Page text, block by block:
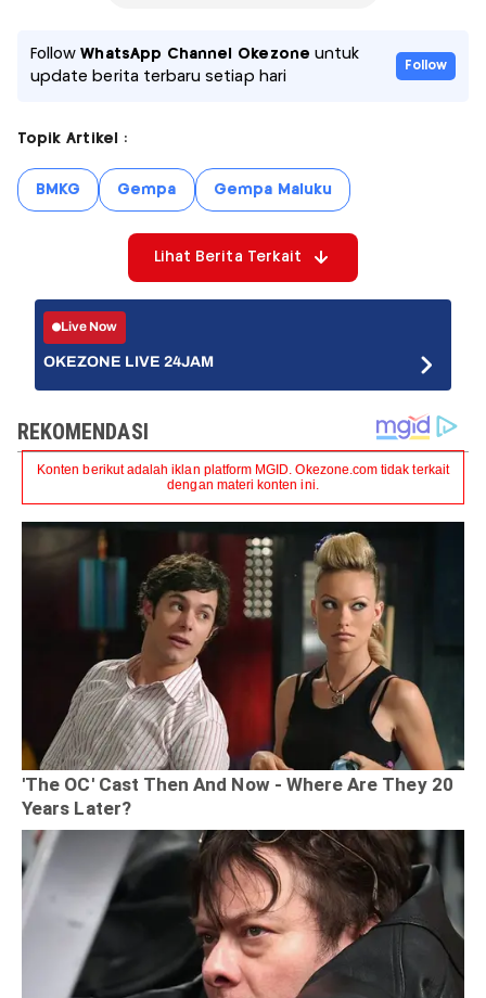
FollowWhatsApp Channel Okezone untuk
update berita terbaru setiap hari
Follow
Topik Artikel :
BMKG Gempa Gempa Maluku
Lihat Berita Terkait
Live Now
OKEZONE LIVE 24JAM